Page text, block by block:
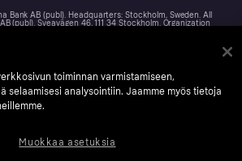
Bank AB (publ). Headquarters: Stockholm, Sweden. All
(publ). Sveavägen 46, 111 34 Stockholm. Organization
evästeseloste
toiminnan varmistamiseen,
selaamisesi analysointiin. Jaamme myös tietoja
Muokkaa asetuksia